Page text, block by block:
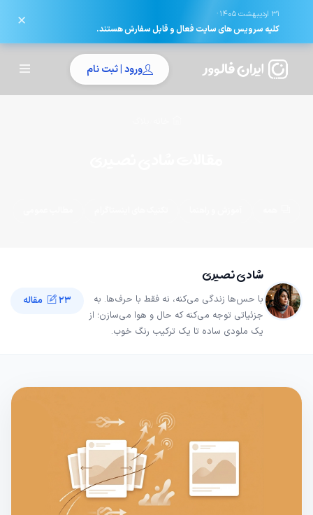
31 اردیبهشت 1405 ·
کلیه سرویس های سایت فعال و قابل سفارش هستند. ✕
ورود | ثبت نام
شادی نصیری
با حس‌ها زندگی می‌کنه، نه فقط با حرف‌ها. به
جزئیاتی توجه می‌کنه که حال و هوا می‌سازن؛ از
یک ملودی ساده تا یک ترکیب رنگ خوب.
23 مقاله